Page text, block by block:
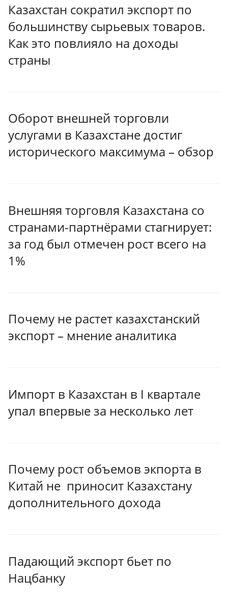
Казахстан сократил экспорт по
большинству сырьевых товаров.
Как это повлияло на доходы
страны
Оборот внешней торговли
услугами в Казахстане достиг
исторического максимума – обзор
Внешняя торговля Казахстана со
странами-партнёрами стагнирует:
за год был отмечен рост всего на
1%
Почему не растет казахстанский
экспорт – мнение аналитика
Импорт в Казахстан в I квартале
упал впервые за несколько лет
Почему рост объемов экпорта в
Китай не приносит Казахстану
дополнительного дохода
Падающий экспорт бьет по
Нацбанку